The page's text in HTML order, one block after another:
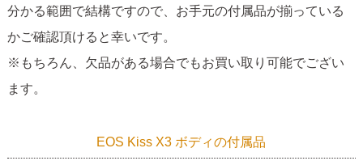
分かる範囲で結構ですので、お手元の付属品が揃っている
かご確認頂けると幸いです。
※もちろん、欠品がある場合でもお買い取り可能でござい
ます。
EOS Kiss X3 ボディの付属品